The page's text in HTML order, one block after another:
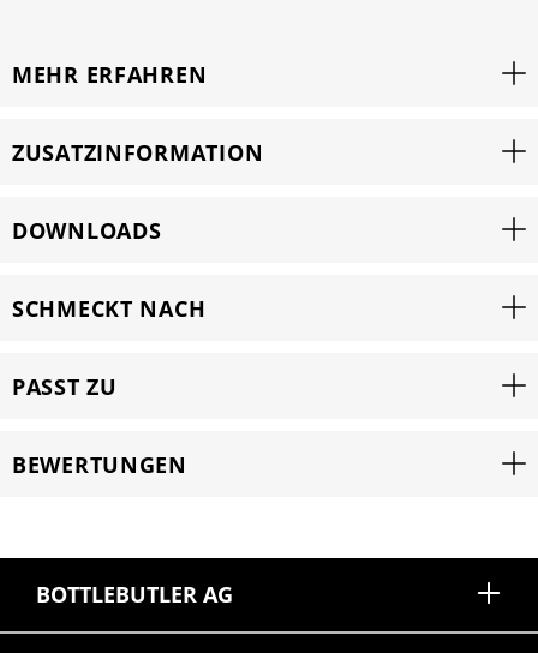
MEHR ERFAHREN
ZUSATZINFORMATION
DOWNLOADS
SCHMECKT NACH
PASST ZU
BEWERTUNGEN
BOTTLEBUTLER AG